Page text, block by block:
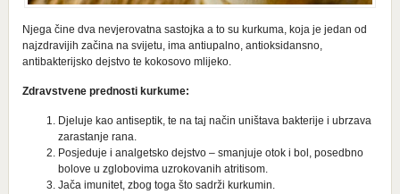
Njega čine dva nevjerovatna sastojka a to su kurkuma, koja je jedan od
najzdravijih začina na svijetu, ima antiupalno, antioksidansno,
antibakterijsko dejstvo te kokosovo mlijeko.
Zdravstvene prednosti kurkume:
Djeluje kao antiseptik, te na taj način uništava bakterije i ubrzava
zarastanje rana.
Posjeduje i analgetsko dejstvo – smanjuje otok i bol, posedbno
bolove u zglobovima uzrokovanih atritisom.
Jača imunitet, zbog toga što sadrži kurkumin.